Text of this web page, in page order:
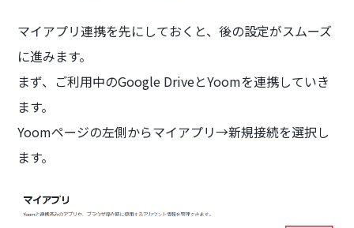
マイアプリ連携を先にしておくと、後の設定がスムーズ
に進みます。
まず、ご利用中のGoogle DriveとYoomを連携していき
ます。
Yoomページの左側からマイアプリ→新規接続を選択し
ます。